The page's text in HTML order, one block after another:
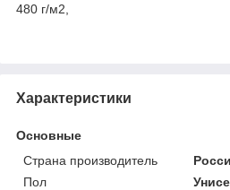
480 г/м2,
Характеристики
Основные
Страна производитель
Пол